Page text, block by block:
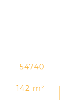
54740
142 m²